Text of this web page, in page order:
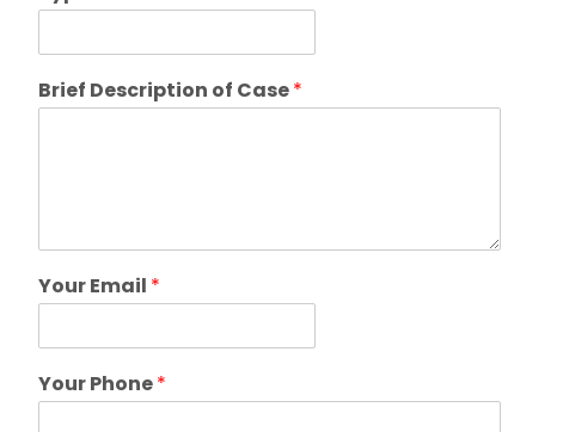
Brief Description of Case*
Your Email *
Your Phone*